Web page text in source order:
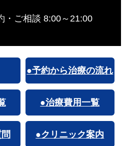
・ご相談 8:00～21:00
●予約から治療の流れ
●治療費用一覧
●クリニック案内